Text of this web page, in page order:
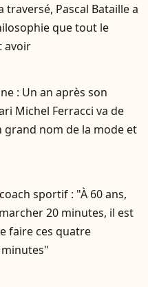
traversé, Pascal Bataille a
que tout le
avoir
: Un an après son
Michel Ferracci va de
grand nom de la mode et
sportif : "À 60 ans,
20 minutes, il est
faire ces quatre
minutes"